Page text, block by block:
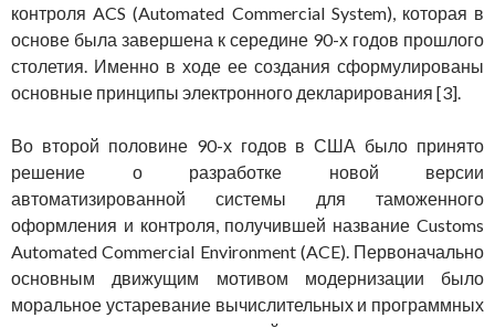
контроля ACS (Automated Commercial System), которая в
основе была завершена к середине 90-х годов прошлого
столетия. Именно в ходе ее создания сформулированы
основные принципы электронного декларирования [3].
Во второй половине 90-х годов в США было принято
решение о разработке новой версии
автоматизированной системы для таможенного
оформления и контроля, получившей название Customs
Automated Commercial Environment (ACE). Первоначально
основным движущим мотивом модернизации было
моральное устаревание вычислительных и программных